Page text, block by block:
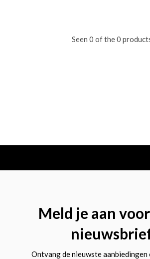
Seen 0 of the 0
Meld je aan
Ontvang de nieuwste aanbiedingen